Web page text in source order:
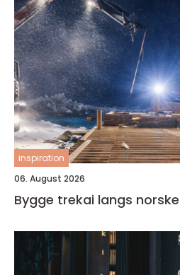
inspiration
06. August 2026
Bygge trekai langs